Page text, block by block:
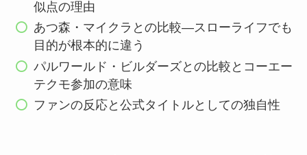
似点の理由
あつ森・マイクラとの比較―スローライフでも
目的が根本的に違う
パルワールド・ビルダーズとの比較とコーエー
テクモ参加の意味
ファンの反応と公式タイトルとしての独自性